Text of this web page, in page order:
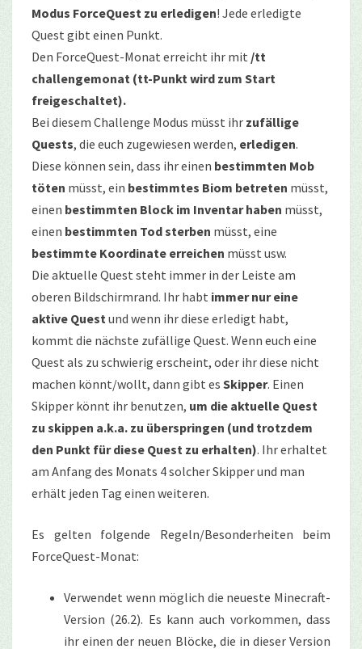
Modus ForceQuest zu erledigen! Jede erledigte
Quest gibt einen Punkt.
Den ForceQuest-Monat erreicht ihr mit /tt
challengemonat (tt-Punkt wird zum Start
freigeschaltet).
Bei diesem Challenge Modus müsst ihr zufällige
Quests, die euch zugewiesen werden, erledigen.
Diese können sein, dass ihr einen bestimmten Mob
töten müsst, ein bestimmtes Biom betreten müsst,
einen bestimmten Block im Inventar haben müsst,
einen bestimmten Todsterben müsst, eine
bestimmte Koordinate erreichen müsst usw.
Die aktuelle Quest steht immer in der Leiste am
oberen Bildschirmrand. Ihr habt immer nur eine
aktive Quest und wenn ihr diese erledigt habt,
kommt die nächste zufällige Quest. Wenn euch eine
Quest als zu schwierig erscheint, oder ihr diese nicht
machen könnt/wollt, dann gibt es Skipper. Einen
Skipper könnt ihr benutzen, um die aktuelle Quest
zu skippen a.k.a. zu überspringen (und trotzdem
den Punkt für diese Quest zu erhalten). Ihr erhaltet
am Anfang des Monats 4 solcher Skipper und man
erhält jeden Tag einen weiteren.
Es gelten folgende Regeln/Besonderheiten beim
ForceQuest-Monat:
Verwendet wenn möglich die neueste Minecraft-
Version (26.2). Es kann auch vorkommen, dass
ihr einen der neuen Blöcke, die in dieser Version